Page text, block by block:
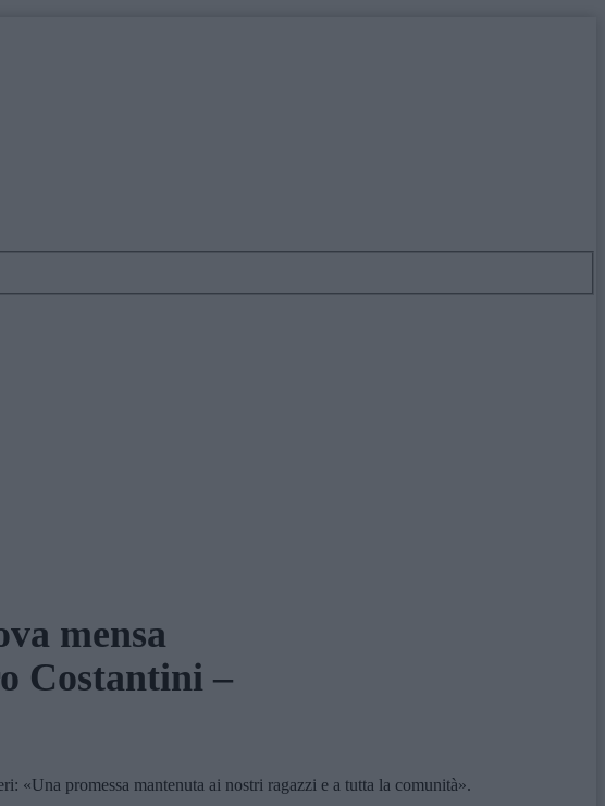
mensa
Costantini –
promessa mantenuta ai nostri ragazzi e a tutta la comunità».